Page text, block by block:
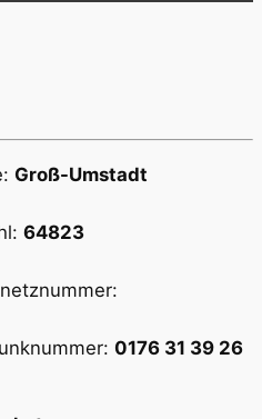
Groß-Umstadt
64823
0176 31 39 26